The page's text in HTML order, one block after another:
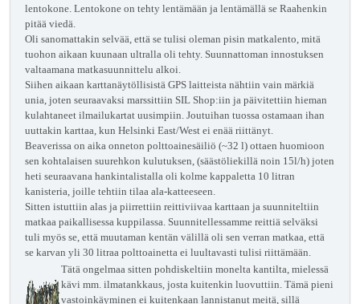
lentokone. Lentokone on tehty lentämään ja lentämällä se Raahenkin
pitää viedä.
Oli sanomattakin selvää, että se tulisi oleman pisin matkalento, mitä
tuohon aikaan kuunaan ultralla oli tehty. Suunnattoman innostuksen
valtaamana matkasuunnittelu alkoi.
Siihen aikaan karttanäytöllisistä GPS laitteista nähtiin vain märkiä
unia, joten seuraavaksi marssittiin SIL Shop:iin ja päivitettiin hieman
kulahtaneet ilmailukartat uusimpiin. Joutuihan tuossa ostamaan ihan
uuttakin karttaa, kun Helsinki East/West ei enää riittänyt.
Beaverissa on aika onneton polttoainesäiliö (~32 l) ottaen huomioon
sen kohtalaisen suurehkon kulutuksen, (säästöliekillä noin 15l/h) joten
heti seuraavana hankintalistalla oli kolme kappaletta 10 litran
kanisteria, joille tehtiin tilaa ala-katteeseen.
Sitten istuttiin alas ja piirrettiin reittiviivaa karttaan ja suunniteltiin
matkaa paikallisessa kuppilassa. Suunnitellessamme reittiä selväksi
tuli myös se, että muutaman kentän välillä oli sen verran matkaa, että
se karvan yli 30 litraa polttoainetta ei luultavasti tulisi riittämään.
Tätä ongelmaa sitten pohdiskeltiin monelta kantilta, mielessä
kävi mm. ilmatankkaus, josta kuitenkin luovuttiin. Tämä pieni
vastoinkäyminen ei kuitenkaan lannistanut meitä, sillä